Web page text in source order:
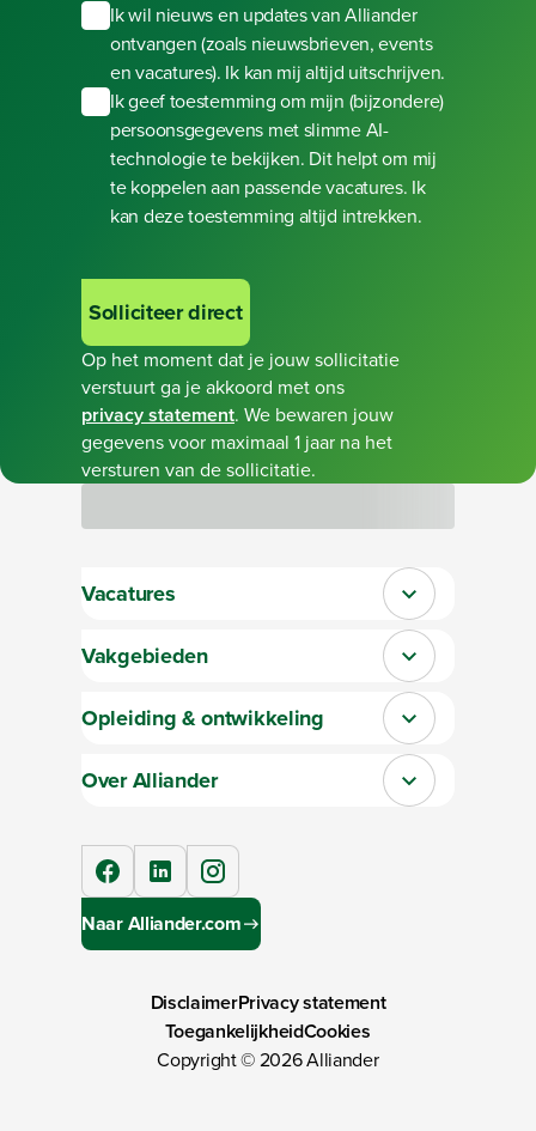
Ik wil nieuws en updates van Alliander
ontvangen (zoals nieuwsbrieven, events
en vacatures). Ik kan mij altijd uitschrijven.
Ik geef toestemming om mijn (bijzondere)
persoonsgegevens met slimme AI-
technologie te bekijken. Dit helpt om mij
te koppelen aan passende vacatures. Ik
kan deze toestemming altijd intrekken.
Op het moment dat je jouw sollicitatie
verstuurt ga je akkoord met ons
privacy statement. We bewaren jouw
gegevens voor maximaal 1 jaar na het
versturen van de sollicitatie.
Solliciteer direct
Vacatures Sluit section-0
Vakgebieden Sluit section-1
Opleiding & ontwikkeling Sluit section-2
Over Alliander Sluit section-3
facebooklinkedIninstagram
Naar Alliander.com
DisclaimerPrivacy statement
ToegankelijkheidCookies
Copyright ©2026Alliander